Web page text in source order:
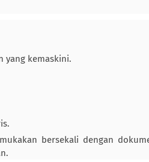
yang kemaskini.
bersekali dengan